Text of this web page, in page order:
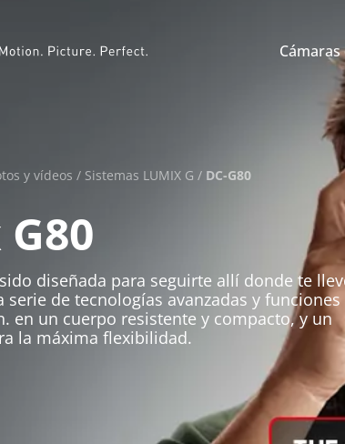
y vídeos / Sistemas LUMIX G / DC-G80
sido diseñada para seguirte allí donde te
serie de tecnologías avanzadas y funciones
en un cuerpo resistente y compacto, y un
la máxima flexibilidad.